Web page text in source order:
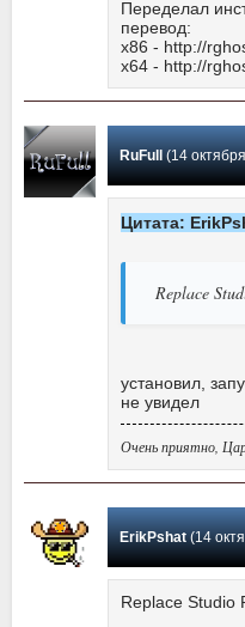
Переделал
перевод:
x86 - http://
x64 - http://
RuFull (14 октября
Цитата:
Replace
установил,
не увидел
Очень приятно,
ErikPshat(14
Replace Studio